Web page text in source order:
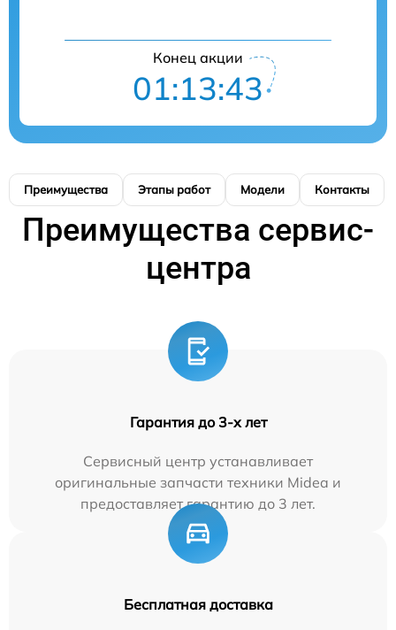
Конец акции
01:13:42
Преимущества Этапы работ Модели Контакты
Преимущества сервис-
центра
Гарантия до 3-х лет
Сервисный центр устанавливает
оригинальные запчасти техники Midea и
предоставляет гарантию до 3 лет.
Бесплатная доставка